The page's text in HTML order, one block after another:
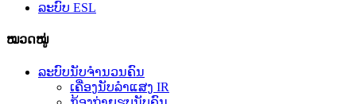
ລະບົບ ESL
ໝວດໝູ່
ລະບົບນັບຈຳນວນຄົນ
ເຄື່ອງນັບລຳແສງ IR